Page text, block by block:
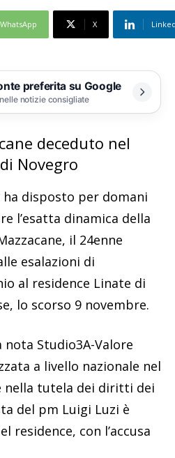
WhatsApp X
preferita su Google
notizie consigliate
deceduto nel
Novegro
ha disposto per domani
l’esatta dinamica della
il 24enne
esalazioni di
al residence Linate di
lo scorso 9 novembre.
nota Studio3A-Valore
a livello nazionale nel
nella tutela dei diritti dei
del pm Luigi Luzi è
residence, con l’accusa